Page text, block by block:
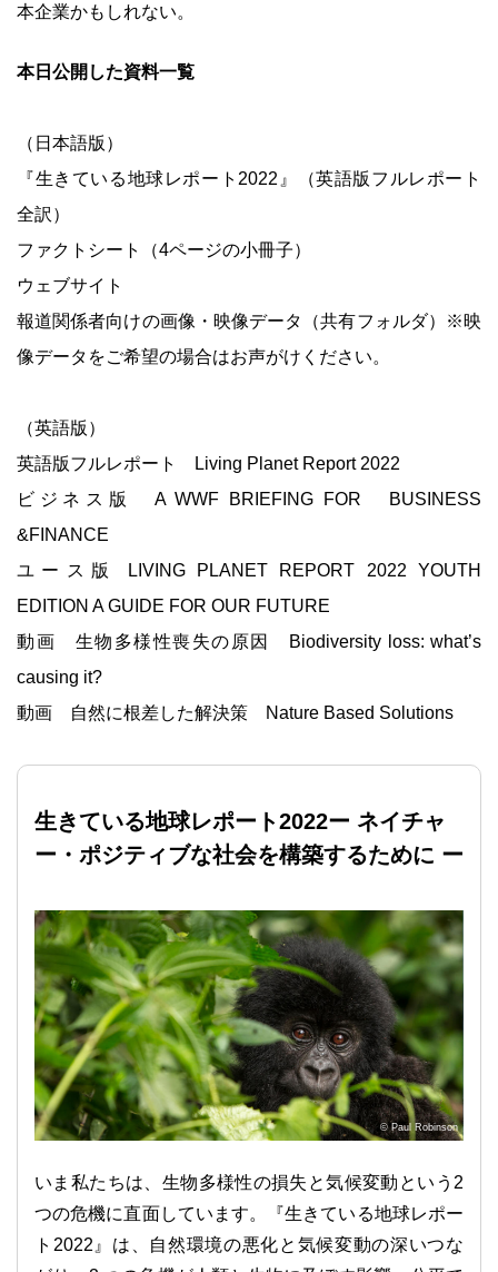
本企業かもしれない。
本日公開した資料一覧
（日本語版）
『生きている地球レポート2022』（英語版フルレポート
全訳）
ファクトシート（4ページの小冊子）
ウェブサイト
報道関係者向けの画像・映像データ（共有フォルダ）※映
像データをご希望の場合はお声がけください。
（英語版）
英語版フルレポート Living Planet Report 2022
ビジネス版 A WWF BRIEFING FOR BUSINESS
&FINANCE
ユース版 LIVING PLANET REPORT 2022 YOUTH
EDITION A GUIDE FOR OUR FUTURE
動画 生物多様性喪失の原因 Biodiversity loss: what’s
causing it?
動画 自然に根差した解決策 Nature Based Solutions
生きている地球レポート2022ー ネイチャ
ー・ポジティブな社会を構築するために ー
© Paul Robinson
いま私たちは、生物多様性の損失と気候変動という2
つの危機に直面しています。『生きている地球レポー
ト2022』は、自然環境の悪化と気候変動の深いつな